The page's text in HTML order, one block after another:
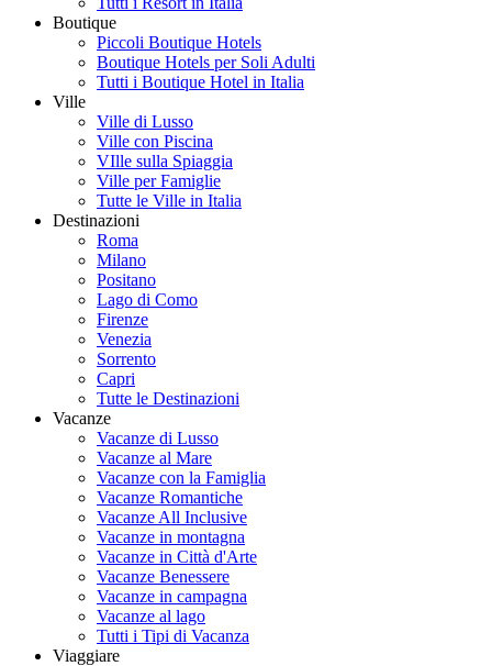
Boutique
Piccoli Boutique Hotels
Boutique Hotels per Soli Adulti
Tutti i Boutique Hotel in Italia
Ville
Ville di Lusso
Ville con Piscina
VIlle sulla Spiaggia
Ville per Famiglie
Tutte le Ville in Italia
Destinazioni
Roma
Milano
Positano
Lago di Como
Firenze
Venezia
Sorrento
Capri
Tutte le Destinazioni
Vacanze
Vacanze di Lusso
Vacanze al Mare
Vacanze con la Famiglia
Vacanze Romantiche
Vacanze All Inclusive
Vacanze in montagna
Vacanze in Città d'Arte
Vacanze Benessere
Vacanze in campagna
Vacanze al lago
Tutti i Tipi di Vacanza
Viaggiare